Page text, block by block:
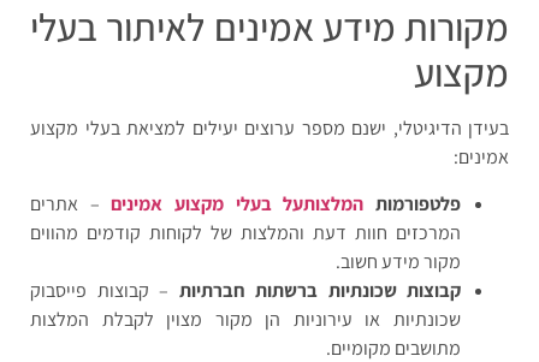
מקורות מידע אמינים לאיתור בעלי
מקצוע
בעידן הדיגיטלי, ישנם מספר ערוצים יעילים למציאת בעלי מקצוע
אמינים:
פלטפורמות המלצותעל בעלי מקצוע אמינים– אתרים
המרכזים חוות דעת והמלצות של לקוחות קודמים מהווים
מקור מידע חשוב.
קבוצות שכונתיות ברשתות חברתיות – קבוצות פייסבוק
שכונתיות או עירוניות הן מקור מצוין לקבלת המלצות
מתושבים מקומיים.